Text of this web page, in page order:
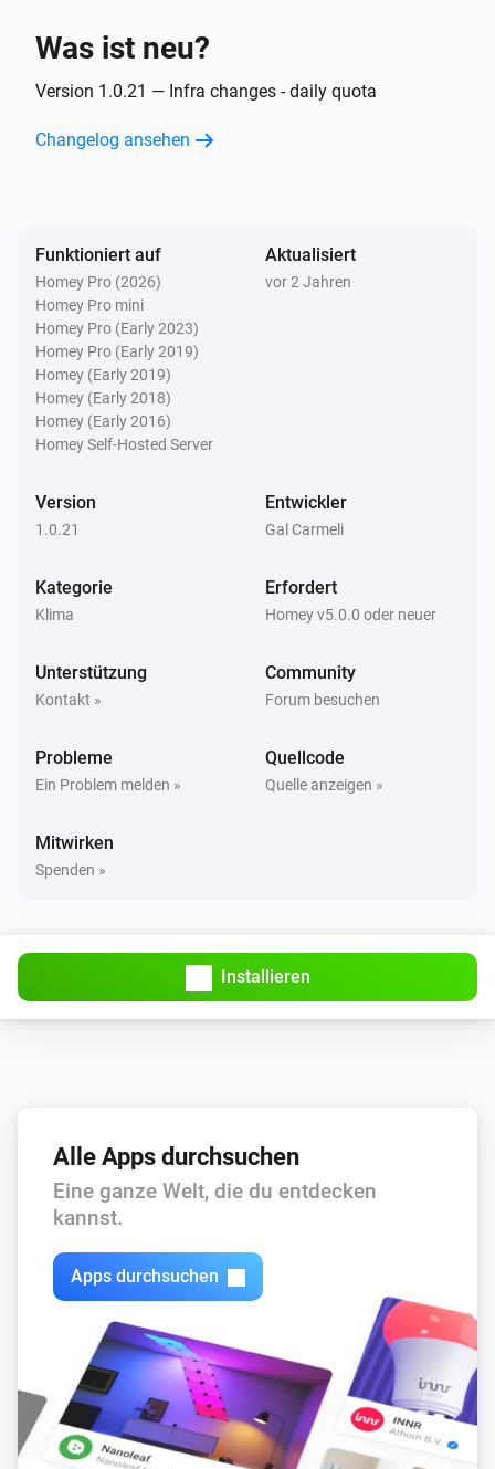
Dann ...
Alsavo Pool Heat Pump
Einschalten
Alsavo Pool Heat Pump
Ausschalten
Alsavo Pool Heat Pump
Was ist neu?
Version 1.0.21 — Infra changes - daily quota
Changelog ansehen
Funktioniert auf
Homey Pro (2026)
Homey Pro mini
Homey Pro (Early 2023)
Homey Pro (Early 2019)
Homey (Early 2019)
Homey (Early 2018)
Homey (Early 2016)
Homey Self-Hosted Server
Aktualisiert
vor 2 Jahren
Version
1.0.21
Entwickler
Gal Carmeli
Kategorie
Klima
Erfordert
Homey v5.0.0 oder neuer
Unterstützung
Kontakt »
Community
Forum besuchen
Probleme
Ein Problem melden »
Quellcode
Quelle anzeigen »
Mitwirken
Spenden »
Installieren
Alle Apps durchsuchen
Eine ganze Welt, die du entdecken
kannst.
Apps durchsuchen